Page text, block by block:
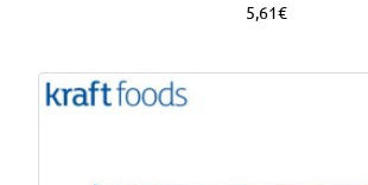
5,61€